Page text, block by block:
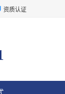
资质认证